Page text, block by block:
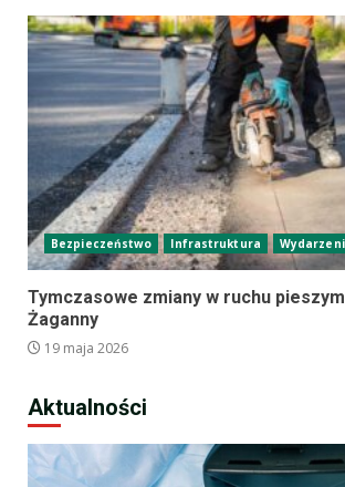
Bezpieczeństwo Infrastruktura
Tymczasowe zmiany w ruchu
Żaganny
19 maja 2026
Aktualności